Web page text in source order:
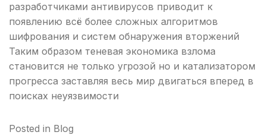
разработчиками антивирусов приводит к
появлению всё более сложных алгоритмов
шифрования и систем обнаружения вторжений
Таким образом теневая экономика взлома
становится не только угрозой но и катализатором
прогресса заставляя весь мир двигаться вперед в
поисках неуязвимости
Posted in Blog